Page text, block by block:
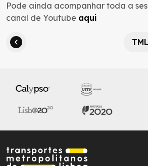
Pode ainda acompanhar toda a
canal de Youtube aqui